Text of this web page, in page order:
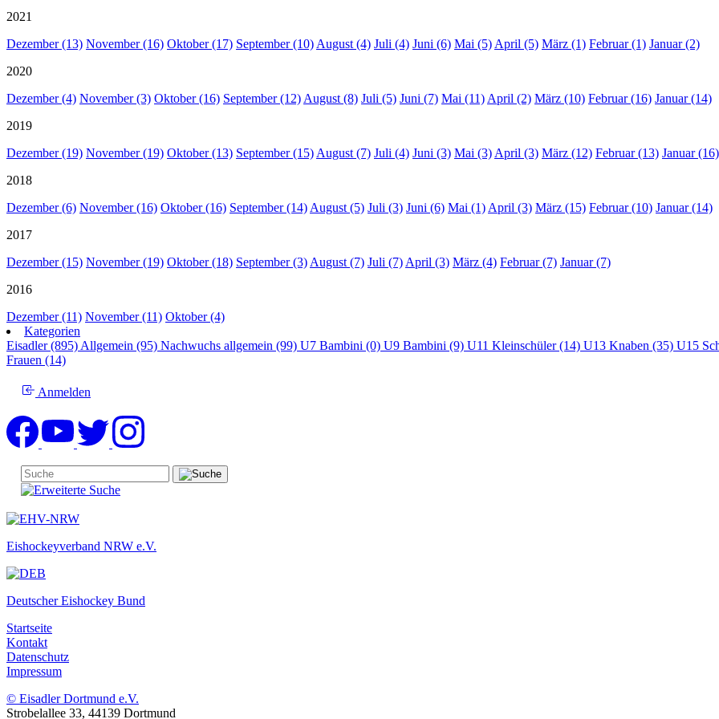
2021
Dezember (13) November (16) Oktober (17) September (10) August (4) Juli (4) Juni (6) Mai (5) April (5) März (1) Februar (1) Januar (2)
2020
Dezember (4) November (3) Oktober (16) September (12) August (8) Juli (5) Juni (7) Mai (11) April (2) März (10) Februar (16) Januar (14)
2019
Dezember (19) November (19) Oktober (13) September (15) August (7) Juli (4) Juni (3) Mai (3) April (3) März (12) Februar (13) Januar (16)
2018
Dezember (6) November (16) Oktober (16) September (14) August (5) Juli (3) Juni (6) Mai (1) April (3) März (15) Februar (10) Januar (14)
2017
Dezember (15) November (19) Oktober (18) September (3) August (7) Juli (7) April (3) März (4) Februar (7) Januar (7)
2016
Dezember (11) November (11) Oktober (4)
Kategorien
Eisadler (895) Allgemein (95) Nachwuchs allgemein (99) U7 Bambini (0) U9 Bambini (9) U11 Kleinschüler (14) U13 Knaben (35) U15
Frauen (14)
Anmelden
Eishockeyverband NRW e.V.
Deutscher Eishockey Bund
Startseite
Kontakt
Datenschutz
Impressum
© Eisadler Dortmund e.V.
Strobelallee 33, 44139 Dortmund